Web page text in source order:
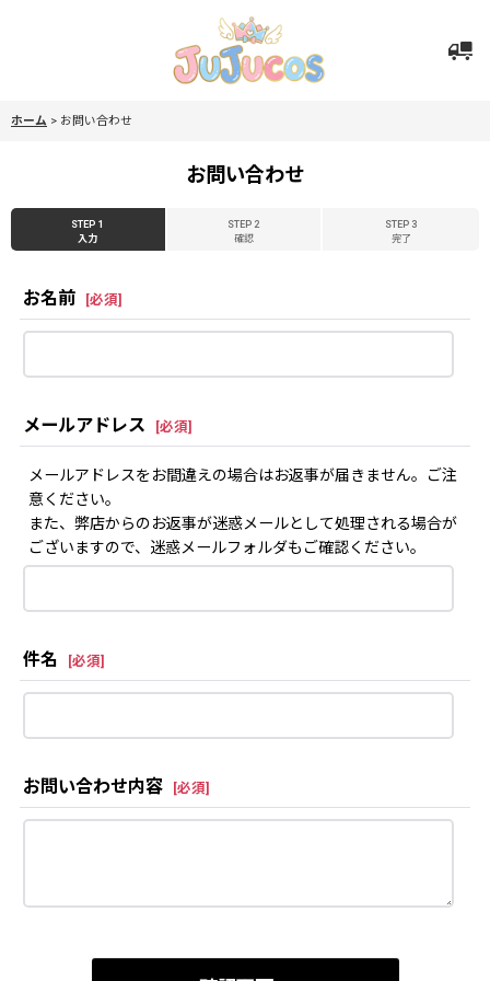
ホーム > お問い合わせ
お問い合わせ
STEP 1
入力
STEP 2
確認
STEP 3
完了
お名前 [必須]
メールアドレス [必須]
メールアドレスをお間違えの場合はお返事が届きません。ご注
意ください。
また、弊店からのお返事が迷惑メールとして処理される場合が
ございますので、迷惑メールフォルダもご確認ください。
件名 [必須]
お問い合わせ内容 [必須]